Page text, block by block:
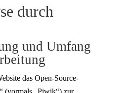
durch
und Umfang
das Open-Source-
(vormals „Piwik“) zur